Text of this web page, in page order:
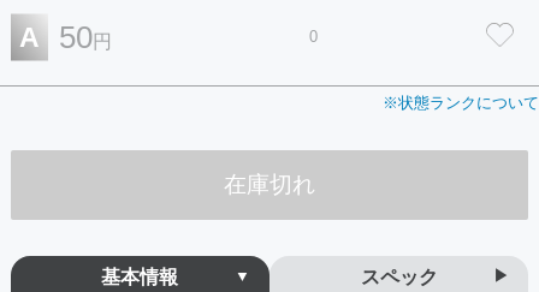
A 50円 0
※状態ランクについて
在庫切れ
基本情報
スペック